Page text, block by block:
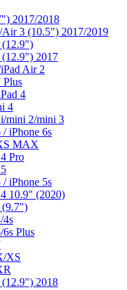
2017/2018
Air 3 (10.5") 2017/2019
(12.9")
(12.9") 2017
Air 2
Plus
4
4
mini 2/mini 3
/ iPhone 6s
MAX
Pro
/ iPhone 5s
10.9" (2020)
(9.7")
4s
6s Plus
XS
(12.9") 2018